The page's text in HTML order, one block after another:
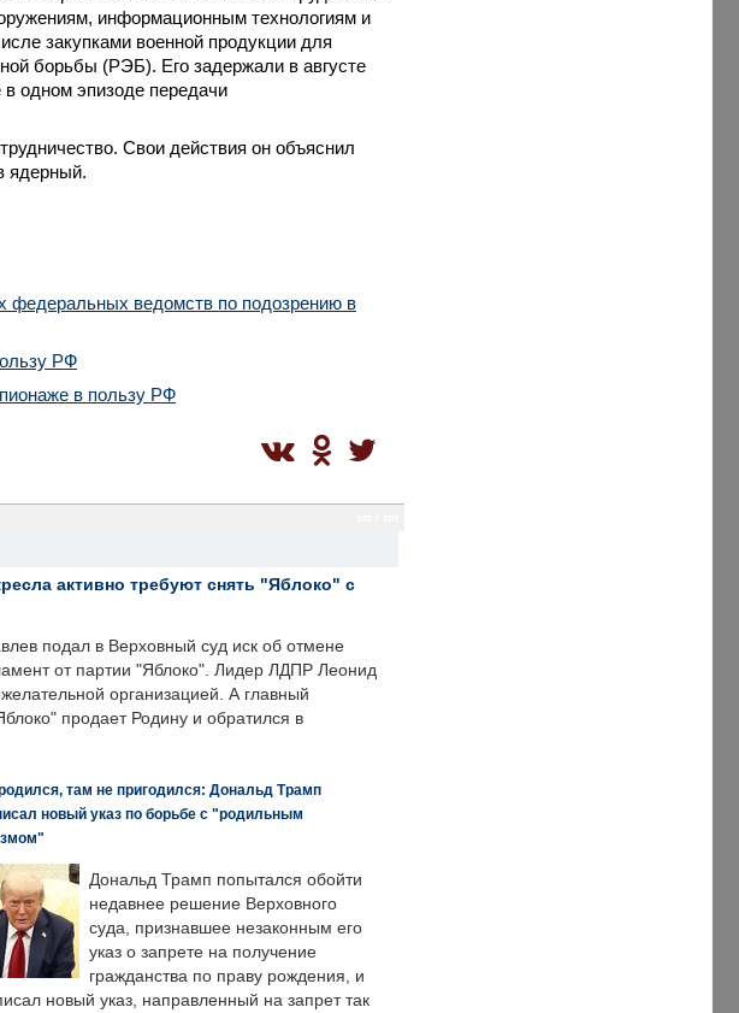
информационным технологиям и
закупками военной продукции для
борьбы (РЭБ). Его задержали в августе
одном эпизоде передачи
Свои действия он объяснил
ядерный.
федеральных ведомств по подозрению в
РФ
в пользу РФ
активно требуют снять "Яблоко" с
подал в Верховный суд иск об отмене
от партии "Яблоко". Лидер ЛДПР Леонид
организацией. А главный
продает Родину и обратился в
там не пригодился: Дональд Трамп
новый указ по борьбе с "родильным
Дональд Трамп попытался обойти
недавнее решение Верховного
суда, признавшее незаконным его
указ о запрете на получение
гражданства по праву рождения, и
новый указ, направленный на запрет так